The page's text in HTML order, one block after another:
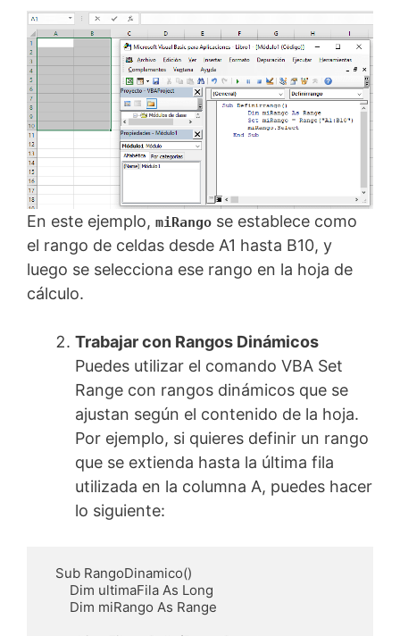
En este ejemplo, miRango se establece como
el rango de celdas desde A1 hasta B10, y
luego se selecciona ese rango en la hoja de
cálculo.
Trabajar con Rangos Dinámicos
Puedes utilizar el comando VBA Set
Range con rangos dinámicos que se
ajustan según el contenido de la hoja.
Por ejemplo, si quieres definir un rango
que se extienda hasta la última fila
utilizada en la columna A, puedes hacer
lo siguiente: